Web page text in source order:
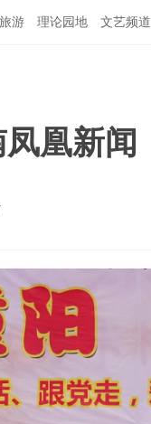
游 理论园地 文艺频道
凰新闻